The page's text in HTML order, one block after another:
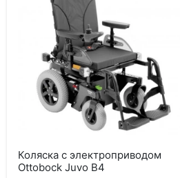
Коляска с электроприводом
Ottobock Juvo B4